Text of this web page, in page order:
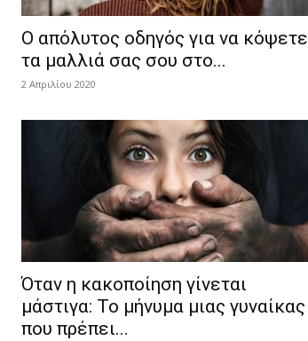
Ο απόλυτος οδηγός για να κόψετε
τα μαλλιά σας σου στο...
2 Απριλίου 2020
Όταν η κακοποίηση γίνεται
μάστιγα: Το μήνυμα μιας γυναίκας
που πρέπει...